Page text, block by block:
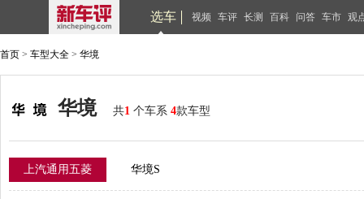
选车 视频 车评 长测 百科 问答 车市 观
首页 > 车型大全 > 华境
华境 共1 个车系 4款车型
上汽通用五菱 华境S